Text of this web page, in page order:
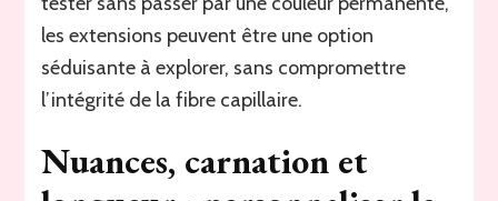
les extensions peuvent être une option
séduisante à explorer, sans compromettre
l’intégrité de la fibre capillaire.
Nuances, carnation et